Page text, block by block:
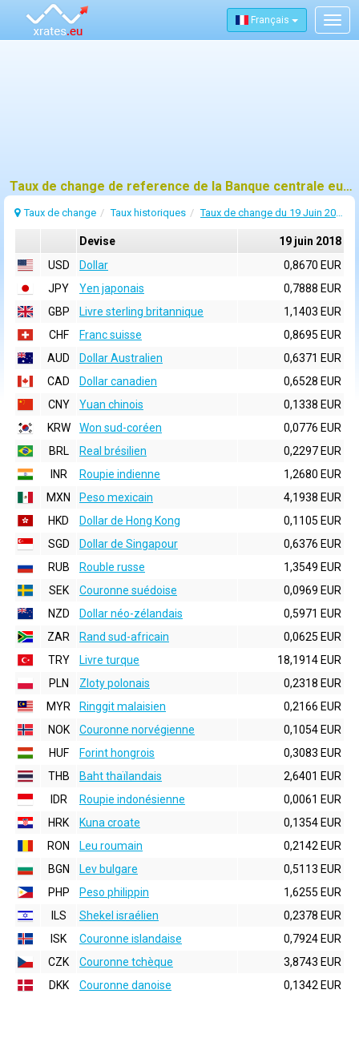
Français
Taux de change de reference de la Banque centrale europeenne (BCE) pour 19 juin 2018
Taux de change Taux historiques Taux de change du 19 Juin 2018
Devise
19 juin 2018
USD
Dollar
0,8670 EUR
JPY
Yen japonais
0,7888 EUR
GBP
Livre sterling britannique
1,1403 EUR
CHF
Franc suisse
0,8695 EUR
AUD
Dollar Australien
0,6371 EUR
CAD
Dollar canadien
0,6528 EUR
CNY
Yuan chinois
0,1338 EUR
KRW
Won sud-coréen
0,0776 EUR
BRL
Real brésilien
0,2297 EUR
INR
Roupie indienne
1,2680 EUR
MXN
Peso mexicain
4,1938 EUR
HKD
Dollar de Hong Kong
0,1105 EUR
SGD
Dollar de Singapour
0,6376 EUR
RUB
Rouble russe
1,3549 EUR
SEK
Couronne suédoise
0,0969 EUR
NZD
Dollar néo-zélandais
0,5971 EUR
ZAR
Rand sud-africain
0,0625 EUR
TRY
Livre turque
18,1914 EUR
PLN
Zloty polonais
0,2318 EUR
MYR
Ringgit malaisien
0,2166 EUR
NOK
Couronne norvégienne
0,1054 EUR
HUF
Forint hongrois
0,3083 EUR
THB
Baht thaïlandais
2,6401 EUR
IDR
Roupie indonésienne
0,0061 EUR
HRK
Kuna croate
0,1354 EUR
RON
Leu roumain
0,2142 EUR
BGN
Lev bulgare
0,5113 EUR
PHP
Peso philippin
1,6255 EUR
ILS
Shekel israélien
0,2378 EUR
ISK
Couronne islandaise
0,7924 EUR
CZK
Couronne tchèque
3,8743 EUR
DKK
Couronne danoise 0,1342 EUR